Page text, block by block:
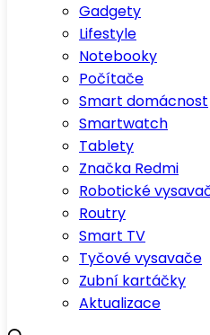
Gadgety
Lifestyle
Notebooky
Počítače
Smart domácnost
Smartwatch
Tablety
Značka Redmi
Robotické
Routry
Smart TV
Tyčové vysavače
Zubní kartáčky
Aktualizace